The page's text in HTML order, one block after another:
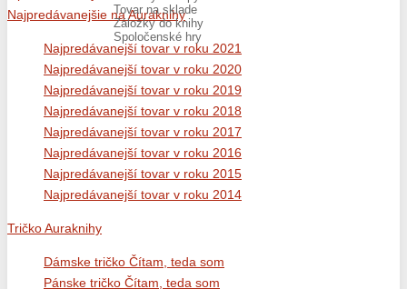
Tovar na sklade
Záložky do knihy
Spoločenské hry
Najpredávanejšie na Auraknihy
Najpredávanejší tovar v roku 2021
Najpredávanejší tovar v roku 2020
Najpredávanejší tovar v roku 2019
Najpredávanejší tovar v roku 2018
Najpredávanejší tovar v roku 2017
Najpredávanejší tovar v roku 2016
Najpredávanejší tovar v roku 2015
Najpredávanejší tovar v roku 2014
Tričko Auraknihy
Dámske tričko Čítam, teda som
Pánske tričko Čítam, teda som